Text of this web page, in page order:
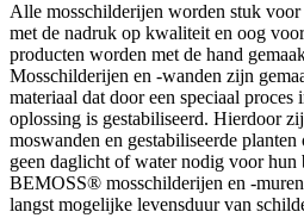
Alle mosschilderijen worden stuk voor
met de nadruk op kwaliteit en oog
producten worden met de hand
Mosschilderijen en -wanden zijn
materiaal dat door een speciaal proces
oplossing is gestabiliseerd. Hierdoor
moswanden en gestabiliseerde
geen daglicht of water nodig voor hun
BEMOSS® mosschilderijen en -
langst mogelijke levensduur van